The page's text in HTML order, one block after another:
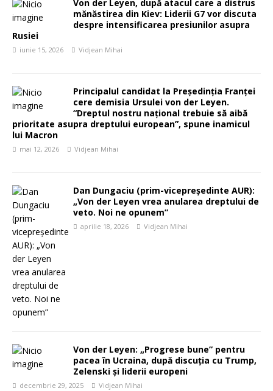
Von der Leyen, după atacul care a distrus
mănăstirea din Kiev: Liderii G7 vor discuta
despre intensificarea presiunilor asupra
Rusiei
iunie 15, 2026 Vidjean Mihai
Principalul candidat la Președinția Franței
cere demisia Ursulei von der Leyen.
“Dreptul nostru național trebuie să aibă
prioritate asupra dreptului european”, spune inamicul
lui Macron
mai 12, 2026 Vidjean Mihai
Dan Dungaciu (prim-vicepreședinte AUR):
„Von der Leyen vrea anularea dreptului de
veto. Noi ne opunem”
aprilie 18, 2026 Vidjean Mihai
Von der Leyen: „Progrese bune” pentru
pacea în Ucraina, după discuția cu Trump,
Zelenski și liderii europeni
decembrie 29, 2025 Vidjean Mihai